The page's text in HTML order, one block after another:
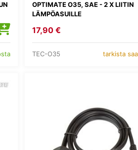
OPTIMATE O35, SAE - 2 X LIITIN
LÄMPÖASUILLE
17,90 €
TEC-O35 tarkista